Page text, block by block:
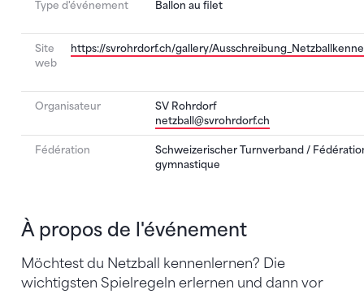
Type d'événement Ballon au filet
Site
web
https://svrohrdorf.ch/gallery/
Organisateur
SV Rohrdorf
netzball@svrohrdorf.ch
Fédération
Schweizerischer Turnverband /
gymnastique
À propos de l'événement
Möchtest du Netzball kennenlernen? Die
wichtigsten Spielregeln erlernen und dann vor